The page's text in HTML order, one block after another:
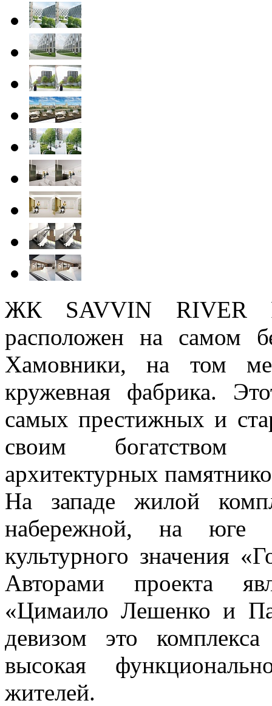
ЖК SAVVIN RIVER
расположен на самом
Хамовники, на том
кружевная фабрика.
самых престижных и
своим богатством
архитектурных
На западе жилой
набережной, на юге
культурного значения
Авторами проекта
«Цимаило Лешенко и
девизом это
высокая
жителей.